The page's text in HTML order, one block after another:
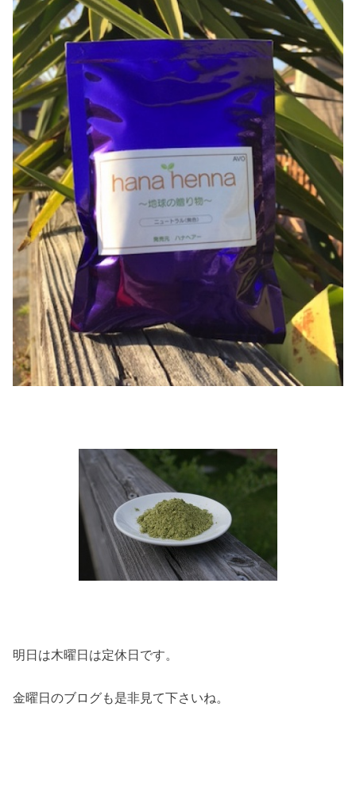
明日は木曜日は定休日です。
金曜日のブログも是非見て下さいね。